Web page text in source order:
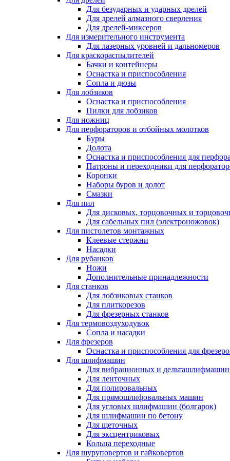
Для безударных и ударных дрелей
Для дрелей алмазного сверления
Для дрелей-миксеров
Для измерительного инструмента
Для лазерных уровней и дальномеров
Для краскораспылителей
Бачки и контейнеры
Оснастка и приспособления
Сопла и дюзы
Для лобзиков
Оснастка и приспособления
Пилки для лобзиков
Для ножниц
Для перфораторов и отбойных молотков
Буры
Долота
Оснастка и приспособления для
Патроны и переходники для
Коронки
Наборы буров и долот
Смазки
Для пил
Для дисковых, торцовочных и
Для сабельных пил (электроножовок)
Для пистолетов монтажных
Клеевые стержни
Насадки
Для рубанков
Ножи
Дополнительные принадлежности
Для станков
Для лобзиковых станков
Для плиткорезов
Для фрезерных станков
Для термовоздуходувок
Сопла и насадки
Для фрезеров
Оснастка и приспособления для
Для шлифмашин
Для вибрационных и дельташлифмашин
Для ленточных
Для полировальных
Для прямошлифовальных машин
Для угловых шлифмашин (болгарок)
Для шлифмашин по бетону
Для щеточных
Для эксцентриковых
Кольца переходные
Для шуруповертов и гайковертов